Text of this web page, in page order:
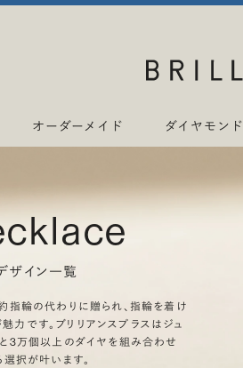
オーダーメイド ダイヤモンド
ザイン一覧
指輪の代わりに贈られ、指輪を着け
です。ブリリアンスプラスはジュ
3万個以上のダイヤを組み合わせ
択が叶います。